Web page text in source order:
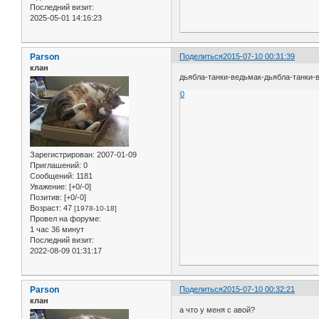
Последний визит:
2025-05-01 14:16:23
Поделиться2015-07-10 00:31:39
Parson
клан
Зарегистрирован: 2007-01-09
Приглашений: 0
Сообщений: 1181
Уважение: [+0/-0]
Позитив: [+0/-0]
Возраст: 47 [1978-10-18]
Провел на форуме:
1 час 36 минут
Последний визит:
2022-08-09 01:31:17
дьябла-танки-ведьмак-дьябла-танки-
0
Поделиться2015-07-10 00:32:21
Parson
клан
а что у меня с авой?